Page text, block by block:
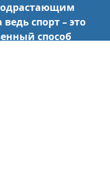
спорт – это
способ